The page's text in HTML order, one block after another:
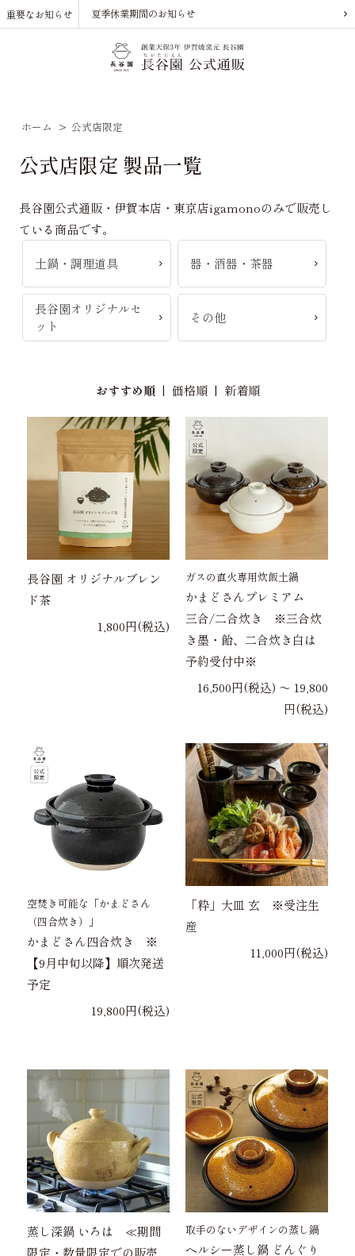
重要なお知らせ 夏季休業期間のお知らせ
ホーム > 公式店限定
公式店限定 製品一覧
長谷園公式通販・伊賀本店・東京店igamonoのみで販売し
ている商品です。
土鍋・調理道具 器・酒器・茶器
長谷園オリジナルセ
ット
その他
おすすめ順| 価格順| 新着順
長谷園 オリジナルブレン
ド茶
1,800円(税込)
ガスの直火専用炊飯土鍋
かまどさんプレミアム
三合/二合炊き ※三合炊
き墨・飴、二合炊き白は
予約受付中※
16,500円(税込) 〜 19,800
円(税込)
空焚き可能な「かまどさん
（四合炊き）」
かまどさん四合炊き ※
【9月中旬以降】順次発送
予定
19,800円(税込)
「粋」大皿 玄 ※受注生
産
11,000円(税込)
蒸し深鍋 いろは ≪期間
限定・数量限定での販売
取手のないデザインの蒸し鍋
ヘルシー蒸し鍋 どんぐり